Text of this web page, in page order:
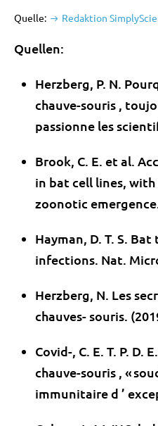
Quelle: Redaktion
Quellen:
Herzberg, P. N.
chauve-souris ,
passionne les
Brook, C. E. et al.
in bat cell lines,
zoonotic
Hayman, D. T. S.
infections. Nat.
Herzberg, N. Les
chauves- souris.
Covid-, C. E. T. P. D.
chauve-souris , «
immunitaire d ’